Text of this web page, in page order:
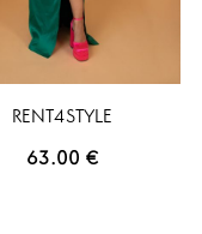
RENT4STYLE
63.00 €